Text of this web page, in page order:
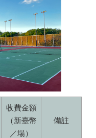
收費金額
（新臺幣
／場）
備註